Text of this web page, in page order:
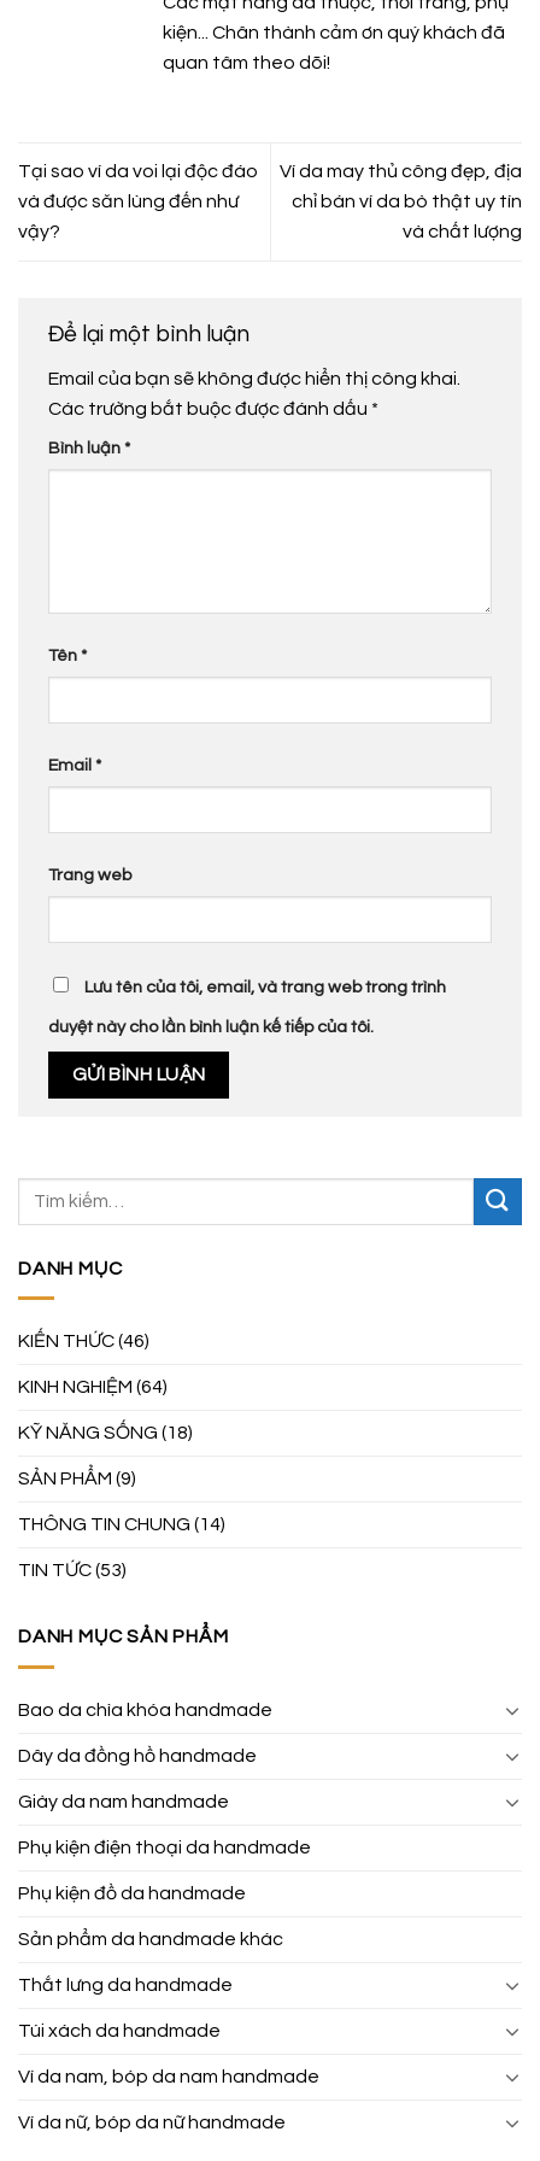
DANH MỤC
KIẾN THỨC(46)
KINH NGHIỆM (64)
KỸ NĂNG SỐNG (18)
SẢN PHẨM (9)
THÔNG TIN CHUNG (14)
TIN TỨC(53)
DANH MỤC SẢN PHẨM
Bao da chìa khóa handmade
Dây da đồng hồ handmade
Giày da nam handmade
Phụ kiện điện thoại da handmade
Phụ kiện đồ da handmade
Sản phẩm da handmade khác
Thắt lưng da handmade
Túi xách da handmade
Ví da nam, bóp da nam handmade
Ví da nữ, bóp da nữ handmade
kiện... Chân thành cảm ơn quý khách đã
quan tâm theo dõi!
Tại sao ví da voi lại độc đáo
và được săn lùng đến như
vậy?
Ví da may thủ công đẹp, địa
chỉ bán ví da bò thật uy tín
và chất lượng
Để lại một bình luận
Email của bạn sẽ không được hiển thị công khai.
Các trường bắt buộc được đánh dấu *
Bình luận *
Tên *
Email *
Trang web
Lưu tên của tôi, email, và trang web trong trình
duyệt này cho lần bình luận kế tiếp của tôi.